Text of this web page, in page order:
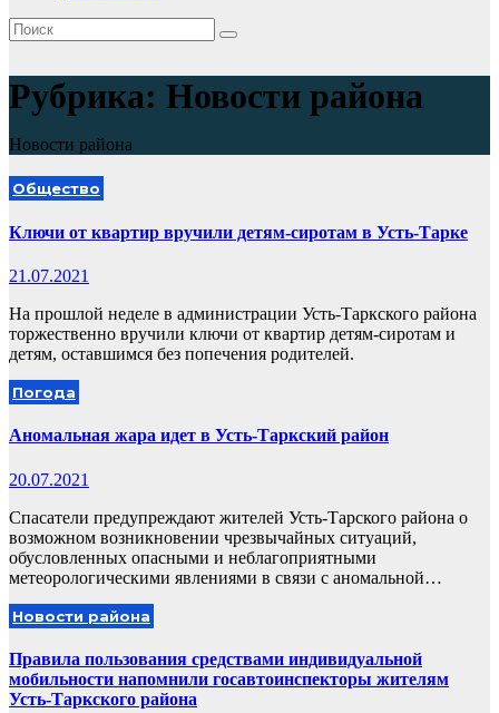
Рубрика: Новости района
Новости района
Общество
Ключи от квартир вручили детям-сиротам в Усть-Тарке
21.07.2021
На прошлой неделе в администрации Усть-Таркского района
торжественно вручили ключи от квартир детям-сиротам и
детям, оставшимся без попечения родителей.
Погода
Аномальная жара идет в Усть-Таркский район
20.07.2021
Спасатели предупреждают жителей Усть-Тарского района о
возможном возникновении чрезвычайных ситуаций,
обусловленных опасными и неблагоприятными
метеорологическими явлениями в связи с аномальной…
Новости района
Правила пользования средствами индивидуальной
мобильности напомнили госавтоинспекторы жителям
Усть-Таркского района